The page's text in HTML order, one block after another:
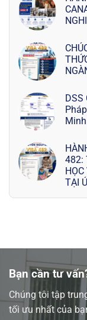
Minh
482:
TẠI
Bạn cần tư
Chúng tôi tập
tối ưu nhất của